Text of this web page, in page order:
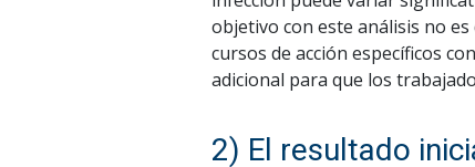
objetivo con este análisis no
cursos de acción específicos
adicional para que los
2) El resultado